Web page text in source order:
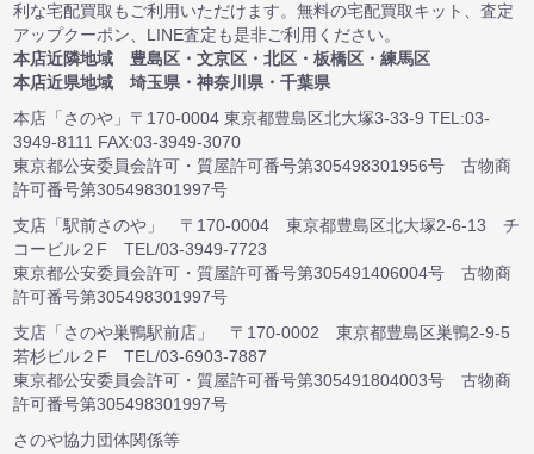
利な宅配買取もご利用いただけます。無料の宅配買取キット、査定
アップクーポン、LINE査定も是非ご利用ください。
本店近隣地域 豊島区・文京区・北区・板橋区・練馬区
本店近県地域 埼玉県・神奈川県・千葉県
本店「さのや」〒170-0004 東京都豊島区北大塚3-33-9 TEL:03-
3949-8111 FAX:03-3949-3070
東京都公安委員会許可・質屋許可番号第305498301956号 古物商
許可番号第305498301997号
支店「駅前さのや」 〒170-0004 東京都豊島区北大塚2-6-13 チ
コービル２F TEL/03-3949-7723
東京都公安委員会許可・質屋許可番号第305491406004号 古物商
許可番号第305498301997号
支店「さのや巣鴨駅前店」 〒170-0002 東京都豊島区巣鴨2-9-5
若杉ビル２F TEL/03-6903-7887
東京都公安委員会許可・質屋許可番号第305491804003号 古物商
許可番号第305498301997号
さのや協力団体関係等